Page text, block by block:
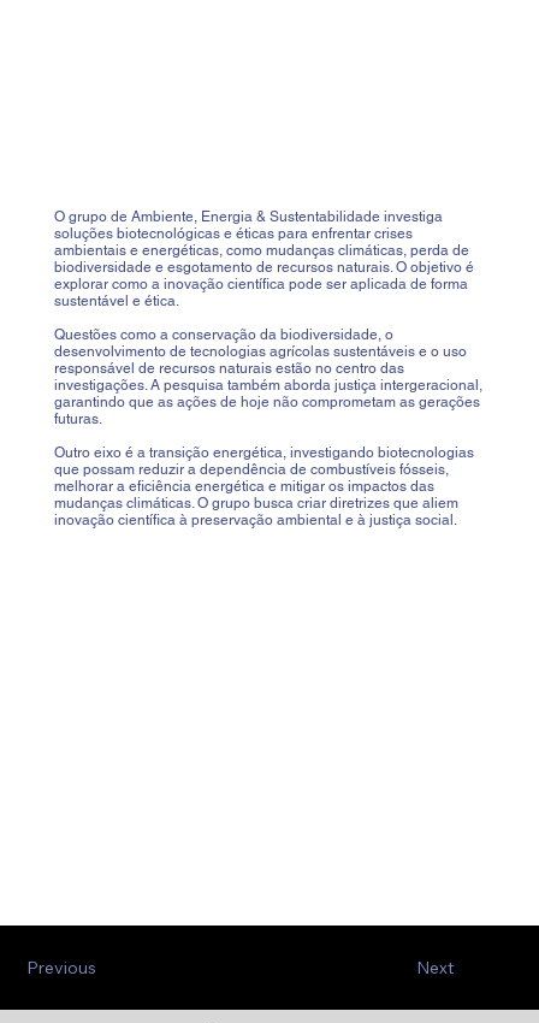
O grupo de Ambiente, Energia & Sustentabilidade investiga
soluções biotecnológicas e éticas para enfrentar crises
ambientais e energéticas, como mudanças climáticas, perda de
biodiversidade e esgotamento de recursos naturais. O objetivo é
explorar como a inovação científica pode ser aplicada de forma
sustentável e ética.
Questões como a conservação da biodiversidade, o
desenvolvimento de tecnologias agrícolas sustentáveis e o uso
responsável de recursos naturais estão no centro das
investigações. A pesquisa também aborda justiça intergeracional,
garantindo que as ações de hoje não comprometam as gerações
futuras.
Outro eixo é a transição energética, investigando biotecnologias
que possam reduzir a dependência de combustíveis fósseis,
melhorar a eficiência energética e mitigar os impactos das
mudanças climáticas. O grupo busca criar diretrizes que aliem
inovação científica à preservação ambiental e à justiça social.
Next
Previous